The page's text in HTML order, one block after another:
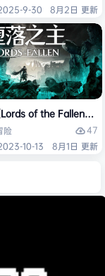
9-30
8月2日 更新
V Enhanced）免
Lords of the Fallen）免
险
47
10-13
8月1日 更新